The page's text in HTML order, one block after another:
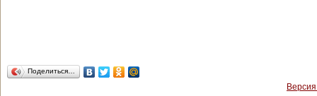
Поделиться…